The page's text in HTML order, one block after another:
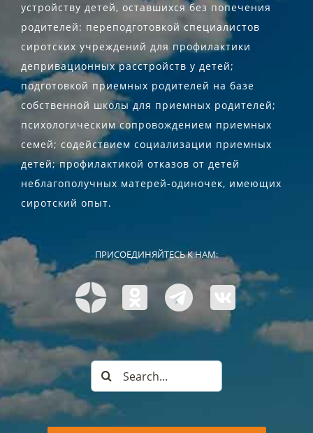
устройству детей, оставшихся без попечения
родителей: переподготовкой специалистов
сиротских учреждений для профилактики
депривационных расстройств у детей;
подготовкой приемных родителей на базе
собственной школы для приемных родителей;
психологическим сопровождением приемных
семей; содействием социализации приемных
детей; профилактикой отказов от детей
неблагополучных матерей-одиночек, имеющих
сиротский опыт.
ПРИСОЕДИНЯЙТЕСЬ К НАМ:
Search
for: